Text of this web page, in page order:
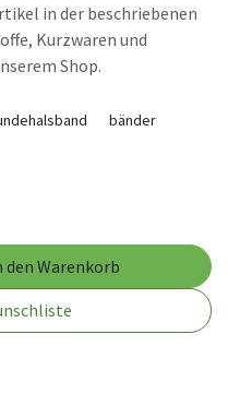
in der beschriebenen
Kurzwaren und
Shop.
bänder
den Warenkorb